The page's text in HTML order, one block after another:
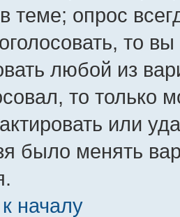
теме; опрос
то
любой из
то только
или
было менять
началу